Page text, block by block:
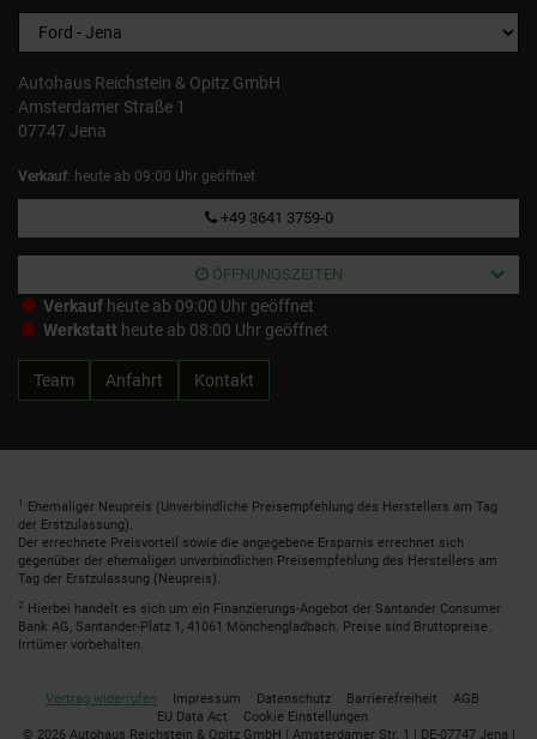
Autohaus Reichstein & Opitz GmbH
Amsterdamer Straße 1
07747 Jena
Verkauf: heute ab 09:00 Uhr geöffnet
+49 3641 3759-0
ÖFFNUNGSZEITEN
Verkauf heute ab 09:00 Uhr geöffnet
Werkstatt heute ab 08:00 Uhr geöffnet
Team Anfahrt Kontakt
1
Ehemaliger Neupreis (Unverbindliche Preisempfehlung des Herstellers am Tag
der Erstzulassung).
Der errechnete Preisvorteil sowie die angegebene Ersparnis errechnet sich
gegenüber der ehemaligen unverbindlichen Preisempfehlung des Herstellers am
Tag der Erstzulassung (Neupreis).
2 Hierbei handelt es sich um ein Finanzierungs-Angebot der Santander Consumer
Bank AG, Santander-Platz 1, 41061 Mönchengladbach. Preise sind Bruttopreise.
Irrtümer vorbehalten.
Vertrag widerrufen Impressum Datenschutz Barrierefreiheit
AGB
EU Data Act
Cookie Einstellungen
© 2026 Autohaus Reichstein & Opitz GmbH | Amsterdamer Str. 1 | DE-07747 Jena |